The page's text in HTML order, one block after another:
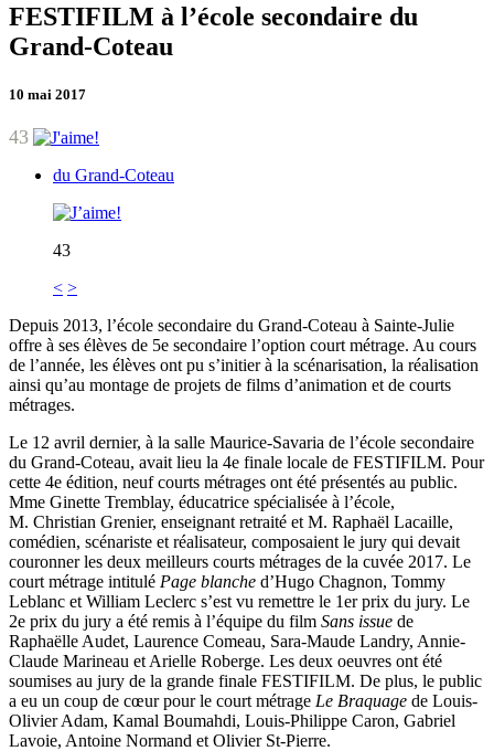
FESTIFILM à l’école secondaire du
Grand-Coteau
10 mai 2017
43
du Grand-Coteau
43
< >
Depuis 2013, l’école secondaire du Grand-Coteau à Sainte-Julie
offre à ses élèves de 5e secondaire l’option court métrage. Au cours
de l’année, les élèves ont pu s’initier à la scénarisation, la réalisation
ainsi qu’au montage de projets de films d’animation et de courts
métrages.
Le 12 avril dernier, à la salle Maurice-Savaria de l’école secondaire
du Grand-Coteau, avait lieu la 4e finale locale de FESTIFILM. Pour
cette 4e édition, neuf courts métrages ont été présentés au public.
Mme Ginette Tremblay, éducatrice spécialisée à l’école,
M. Christian Grenier, enseignant retraité et M. Raphaël Lacaille,
comédien, scénariste et réalisateur, composaient le jury qui devait
couronner les deux meilleurs courts métrages de la cuvée 2017. Le
court métrage intitulé Page blanche d’Hugo Chagnon, Tommy
Leblanc et William Leclerc s’est vu remettre le 1er prix du jury. Le
2e prix du jury a été remis à l’équipe du film Sans issue de
Raphaëlle Audet, Laurence Comeau, Sara-Maude Landry, Annie-
Claude Marineau et Arielle Roberge. Les deux oeuvres ont été
soumises au jury de la grande finale FESTIFILM. De plus, le public
a eu un coup de cœur pour le court métrage Le Braquage de Louis-
Olivier Adam, Kamal Boumahdi, Louis-Philippe Caron, Gabriel
Lavoie, Antoine Normand et Olivier St-Pierre.